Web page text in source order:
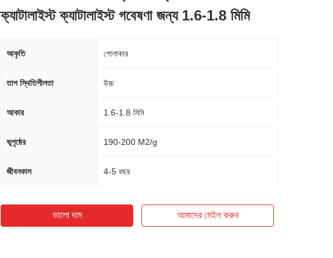
ক্যাটালাইস্ট ক্যাটালাইস্ট গবেষণা জন্য 1.6-1.8 মিমি
আকৃতি গোলাকার
তাপ স্থিতিশীলতা উচ্চ
আকার 1.6-1.8 মিমি
ভূপৃষ্ঠের 190-200 M2/g
জীবনকাল 4-5 বছর
ভালো দাম আমাদের মেইল ​​করুন